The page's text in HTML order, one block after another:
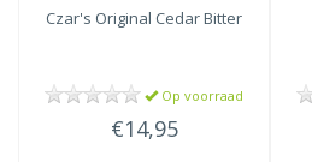
Czar's Original Cedar Bitter
Op voorraad
€14,95